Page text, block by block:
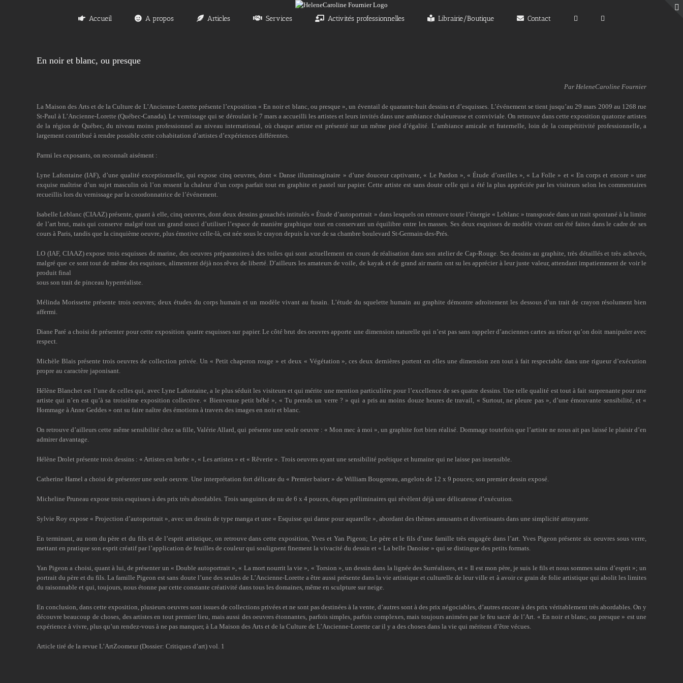
Accueil A propos Articles Services Activités professionnelles Librairie/Boutique Contact
En noir et blanc, ou presque
Par HeleneCaroline Fournier
La Maison des Arts et de la Culture de L’Ancienne-Lorette présente l’exposition « En noir et blanc, ou presque », un éventail de quarante-huit dessins et d’esquisses. L’événement se tient jusqu’au 29 mars 2009 au 1268 rue
St-Paul à L’Ancienne-Lorette (Québec-Canada). Le vernissage qui se déroulait le 7 mars a accueilli les artistes et leurs invités dans une ambiance chaleureuse et conviviale. On retrouve dans cette exposition quatorze artistes
de la région de Québec, du niveau moins professionnel au niveau international, où chaque artiste est présenté sur un même pied d’égalité. L’ambiance amicale et fraternelle, loin de la compétitivité professionnelle, a
largement contribué à rendre possible cette cohabitation d’artistes d’expériences différentes.
Parmi les exposants, on reconnaît aisément :
Lyne Lafontaine (IAF), d’une qualité exceptionnelle, qui expose cinq oeuvres, dont « Danse illuminaginaire » d’une douceur captivante, « Le Pardon », « Étude d’oreilles », « La Folle » et « En corps et encore » une
exquise maîtrise d’un sujet masculin où l’on ressent la chaleur d’un corps parfait tout en graphite et pastel sur papier. Cette artiste est sans doute celle qui a été la plus appréciée par les visiteurs selon les commentaires
recueillis lors du vernissage par la coordonnatrice de l’événement.
Isabelle Leblanc (CIAAZ) présente, quant à elle, cinq oeuvres, dont deux dessins gouachés intitulés « Étude d’autoportrait » dans lesquels on retrouve toute l’énergie « Leblanc » transposée dans un trait spontané à la limite
de l’art brut, mais qui conserve malgré tout un grand souci d’utiliser l’espace de manière graphique tout en conservant un équilibre entre les masses. Ses deux esquisses de modèle vivant ont été faites dans le cadre de ses
cours à Paris, tandis que la cinquième oeuvre, plus émotive celle-là, est née sous le crayon depuis la vue de sa chambre boulevard St-Germain-des-Prés.
LO (IAF, CIAAZ) expose trois esquisses de marine, des oeuvres préparatoires à des toiles qui sont actuellement en cours de réalisation dans son atelier de Cap-Rouge. Ses dessins au graphite, très détaillés et très achevés,
malgré que ce sont tout de même des esquisses, alimentent déjà nos rêves de liberté. D’ailleurs les amateurs de voile, de kayak et de grand air marin ont su les apprécier à leur juste valeur, attendant impatiemment de voir le
produit final
sous son trait de pinceau hyperréaliste.
Mélinda Morissette présente trois oeuvres; deux études du corps humain et un modèle vivant au fusain. L’étude du squelette humain au graphite démontre adroitement les dessous d’un trait de crayon résolument bien
affermi.
Diane Paré a choisi de présenter pour cette exposition quatre esquisses sur papier. Le côté brut des oeuvres apporte une dimension naturelle qui n’est pas sans rappeler d’anciennes cartes au trésor qu’on doit manipuler avec
respect.
Michèle Blais présente trois oeuvres de collection privée. Un « Petit chaperon rouge » et deux « Végétation », ces deux dernières portent en elles une dimension zen tout à fait respectable dans une rigueur d’exécution
propre au caractère japonisant.
Hélène Blanchet est l’une de celles qui, avec Lyne Lafontaine, a le plus séduit les visiteurs et qui mérite une mention particulière pour l’excellence de ses quatre dessins. Une telle qualité est tout à fait surprenante pour une
artiste qui n’en est qu’à sa troisième exposition collective. « Bienvenue petit bébé », « Tu prends un verre ? » qui a pris au moins douze heures de travail, « Surtout, ne pleure pas », d’une émouvante sensibilité, et «
Hommage à Anne Geddes » ont su faire naître des émotions à travers des images en noir et blanc.
On retrouve d’ailleurs cette même sensibilité chez sa fille, Valérie Allard, qui présente une seule oeuvre : « Mon mec à moi », un graphite fort bien réalisé. Dommage toutefois que l’artiste ne nous ait pas laissé le plaisir d’en
admirer davantage.
Hélène Drolet présente trois dessins : « Artistes en herbe », « Les artistes » et « Rêverie ». Trois oeuvres ayant une sensibilité poétique et humaine qui ne laisse pas insensible.
Catherine Hamel a choisi de présenter une seule oeuvre. Une interprétation fort délicate du « Premier baiser » de William Bougereau, angelots de 12 x 9 pouces; son premier dessin exposé.
Micheline Pruneau expose trois esquisses à des prix très abordables. Trois sanguines de nu de 6 x 4 pouces, étapes préliminaires qui révèlent déjà une délicatesse d’exécution.
Sylvie Roy expose « Projection d’autoportrait », avec un dessin de type manga et une « Esquisse qui danse pour aquarelle », abordant des thèmes amusants et divertissants dans une simplicité attrayante.
En terminant, au nom du père et du fils et de l’esprit artistique, on retrouve dans cette exposition, Yves et Yan Pigeon; Le père et le fils d’une famille très engagée dans l’art. Yves Pigeon présente six oeuvres sous verre,
mettant en pratique son esprit créatif par l’application de feuilles de couleur qui soulignent finement la vivacité du dessin et « La belle Danoise » qui se distingue des petits formats.
Yan Pigeon a choisi, quant à lui, de présenter un « Double autoportrait », « La mort nourrit la vie », « Torsion », un dessin dans la lignée des Surréalistes, et « Il est mon père, je suis le fils et nous sommes sains d’esprit »; un
portrait du père et du fils. La famille Pigeon est sans doute l’une des seules de L’Ancienne-Lorette a être aussi présente dans la vie artistique et culturelle de leur ville et à avoir ce grain de folie artistique qui abolit les limites
du raisonnable et qui, toujours, nous étonne par cette constante créativité dans tous les domaines, même en sculpture sur neige.
En conclusion, dans cette exposition, plusieurs oeuvres sont issues de collections privées et ne sont pas destinées à la vente, d’autres sont à des prix négociables, d’autres encore à des prix véritablement très abordables. On y
découvre beaucoup de choses, des artistes en tout premier lieu, mais aussi des oeuvres étonnantes, parfois simples, parfois complexes, mais toujours animées par le feu sacré de l’Art. « En noir et blanc, ou presque » est une
expérience à vivre, plus qu’un rendez-vous à ne pas manquer, à La Maison des Arts et de la Culture de L’Ancienne-Lorette car il y a des choses dans la vie qui méritent d’être vécues.
Article tiré de la revue L’ArtZoomeur (Dossier: Critiques d’art) vol. 1